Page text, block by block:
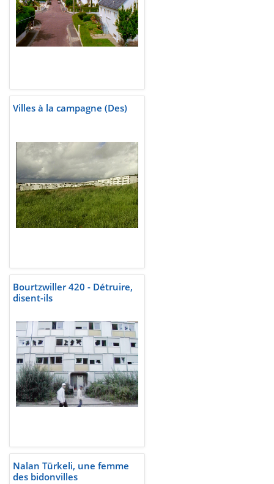
Villes à la campagne (Des)
Bourtzwiller 420 - Détruire,
disent-ils
Nalan Türkeli, une femme
des bidonvilles